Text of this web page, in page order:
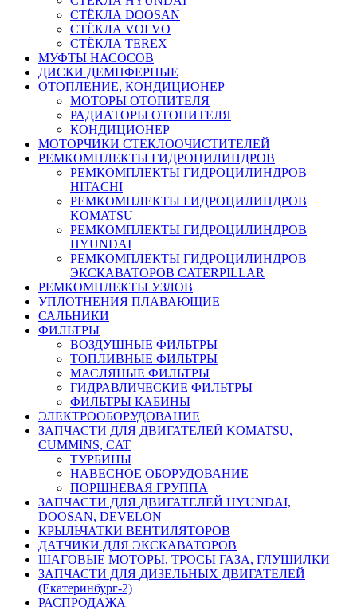
СТЁКЛА DOOSAN
СТЁКЛА VOLVO
СТЁКЛА TEREX
МУФТЫ НАСОСОВ
ДИСКИ ДЕМПФЕРНЫЕ
ОТОПЛЕНИЕ, КОНДИЦИОНЕР
МОТОРЫ ОТОПИТЕЛЯ
РАДИАТОРЫ ОТОПИТЕЛЯ
КОНДИЦИОНЕР
МОТОРЧИКИ СТЕКЛООЧИСТИТЕЛЕЙ
РЕМКОМПЛЕКТЫ ГИДРОЦИЛИНДРОВ
РЕМКОМПЛЕКТЫ ГИДРОЦИЛИНДРОВ
HITACHI
РЕМКОМПЛЕКТЫ ГИДРОЦИЛИНДРОВ
KOMATSU
РЕМКОМПЛЕКТЫ ГИДРОЦИЛИНДРОВ
HYUNDAI
РЕМКОМПЛЕКТЫ ГИДРОЦИЛИНДРОВ
ЭКСКАВАТОРОВ CATERPILLAR
РЕМКОМПЛЕКТЫ УЗЛОВ
УПЛОТНЕНИЯ ПЛАВАЮЩИЕ
САЛЬНИКИ
ФИЛЬТРЫ
ВОЗДУШНЫЕ ФИЛЬТРЫ
ТОПЛИВНЫЕ ФИЛЬТРЫ
МАСЛЯНЫЕ ФИЛЬТРЫ
ГИДРАВЛИЧЕСКИЕ ФИЛЬТРЫ
ФИЛЬТРЫ КАБИНЫ
ЭЛЕКТРООБОРУДОВАНИЕ
ЗАПЧАСТИ ДЛЯ ДВИГАТЕЛЕЙ KOMATSU,
CUMMINS, CAT
ТУРБИНЫ
НАВЕСНОЕ ОБОРУДОВАНИЕ
ПОРШНЕВАЯ ГРУППА
ЗАПЧАСТИ ДЛЯ ДВИГАТЕЛЕЙ HYUNDAI,
DOOSAN, DEVELON
КРЫЛЬЧАТКИ ВЕНТИЛЯТОРОВ
ДАТЧИКИ ДЛЯ ЭКСКАВАТОРОВ
ШАГОВЫЕ МОТОРЫ, ТРОСЫ ГАЗА, ГЛУШИЛКИ
ЗАПЧАСТИ ДЛЯ ДИЗЕЛЬНЫХ ДВИГАТЕЛЕЙ
(Екатеринбург-2)
РАСПРОДАЖА